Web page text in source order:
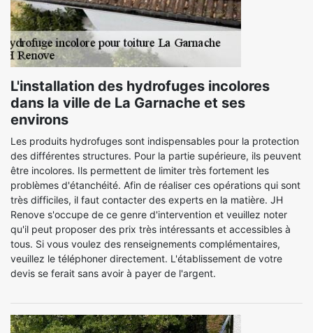
L'installation des hydrofuges incolores
dans la ville de La Garnache et ses
environs
Les produits hydrofuges sont indispensables pour la protection
des différentes structures. Pour la partie supérieure, ils peuvent
être incolores. Ils permettent de limiter très fortement les
problèmes d'étanchéité. Afin de réaliser ces opérations qui sont
très difficiles, il faut contacter des experts en la matière. JH
Renove s'occupe de ce genre d'intervention et veuillez noter
qu'il peut proposer des prix très intéressants et accessibles à
tous. Si vous voulez des renseignements complémentaires,
veuillez le téléphoner directement. L'établissement de votre
devis se ferait sans avoir à payer de l'argent.